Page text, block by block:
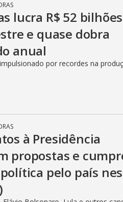
lucra R$ 52
e quase dobra
anual
por recordes na
à Presidência
propostas e
pelo país